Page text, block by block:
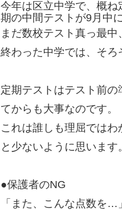
今年は区立中学で、概
期の中間テストが9月中
まだ数校テスト真っ最
終わった中学では、そろ
定期テストはテスト前
てからも大事なのです。
これは誰しも理屈では
と少ないように思います。
●保護者のNG
「また、こんな点数を…」